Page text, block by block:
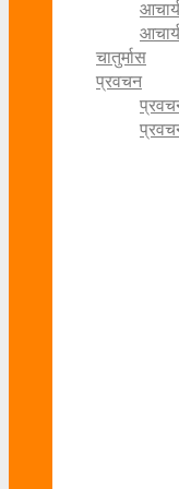
चातुर्मास
प्रवचन